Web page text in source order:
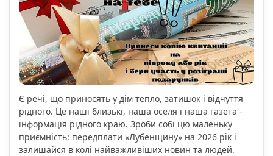
Є речі, що приносять у дім тепло, затишок і відчуття
рідного. Це наші близькі, наша оселя і наша газета -
інформація рідного краю. Зроби собі цю маленьку
приємність: передплати «Лубенщину» на 2026 рік і
залишайся в колі найважливіших новин та людей.